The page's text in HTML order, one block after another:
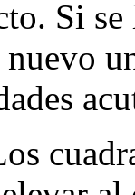
Si
nuevo